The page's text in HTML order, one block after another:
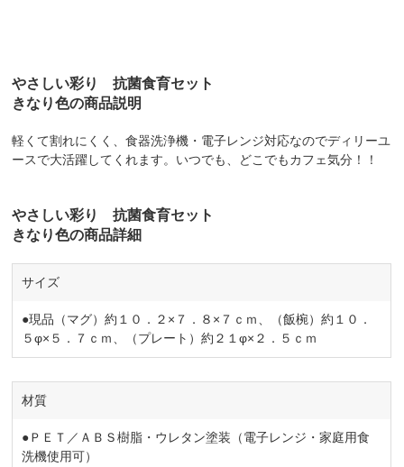
やさしい彩り 抗菌食育セット
きなり色の商品説明
軽くて割れにくく、食器洗浄機・電子レンジ対応なのでディリーユ
ースで大活躍してくれます。いつでも、どこでもカフェ気分！！
やさしい彩り 抗菌食育セット
きなり色の商品詳細
サイズ
●現品（マグ）約１０．２×７．８×７ｃｍ、（飯椀）約１０．
５φ×５．７ｃｍ、（プレート）約２１φ×２．５ｃｍ
材質
●ＰＥＴ／ＡＢＳ樹脂・ウレタン塗装（電子レンジ・家庭用食
洗機使用可）